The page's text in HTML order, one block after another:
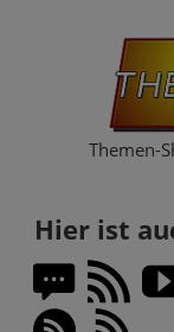
Themen-
Hier ist